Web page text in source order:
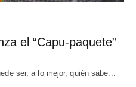
el “Capu-paquete”
ser, a lo mejor, quién sabe...